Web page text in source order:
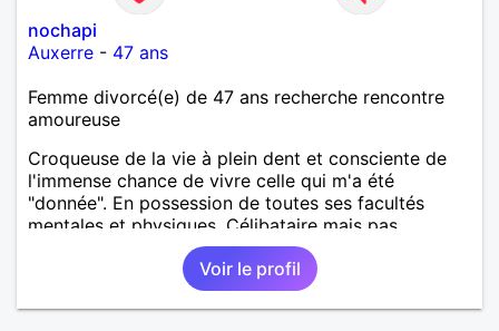
nochapi
Auxerre - 47 ans
Femme divorcé(e) de 47 ans recherche rencontre
amoureuse
Croqueuse de la vie à plein dent et consciente de
l'immense chance de vivre celle qui m'a été
"donnée". En possession de toutes ses facultés
mentales et physiques. Célibataire mais pas
solitaire, je mène une vie bien remplie. Je ne suis
pas sur ce site par dépit, ni en tant que
représentatrice de la Femme Divorcée Mal dans sa
peau. A bientôt.
Voir le profil